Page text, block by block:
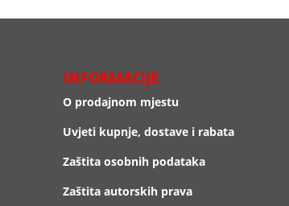
INFORMACIJE
O prodajnom mjestu
Uvjeti kupnje, dostave i rabata
Zaštita osobnih podataka
Zaštita autorskih prava